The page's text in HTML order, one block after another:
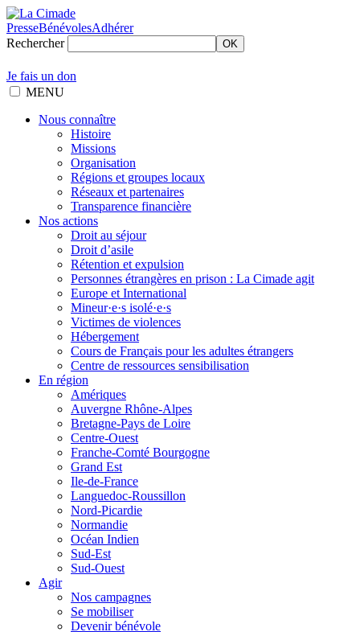
PresseBénévolesAdhérer
Rechercher
OK
Je fais un don
MENU
Nous connaître
Histoire
Missions
Organisation
Régions et groupes locaux
Réseaux et partenaires
Transparence financière
Nos actions
Droit au séjour
Droit d’asile
Rétention et expulsion
Personnes étrangères en prison : La Cimade agit
Europe et International
Mineur·e·s isolé·e·s
Victimes de violences
Hébergement
Cours de Français pour les adultes étrangers
Centre de ressources sensibilisation
En région
Amériques
Auvergne Rhône-Alpes
Bretagne-Pays de Loire
Centre-Ouest
Franche-Comté Bourgogne
Grand Est
Ile-de-France
Languedoc-Roussillon
Nord-Picardie
Normandie
Océan Indien
Sud-Est
Sud-Ouest
Agir
Nos campagnes
Se mobiliser
Devenir bénévole